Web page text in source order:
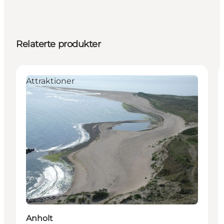
Relaterte produkter
Attraktioner
Anholt